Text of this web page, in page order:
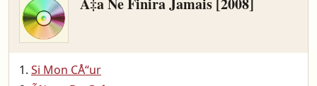
Si Mon CÅ“ur